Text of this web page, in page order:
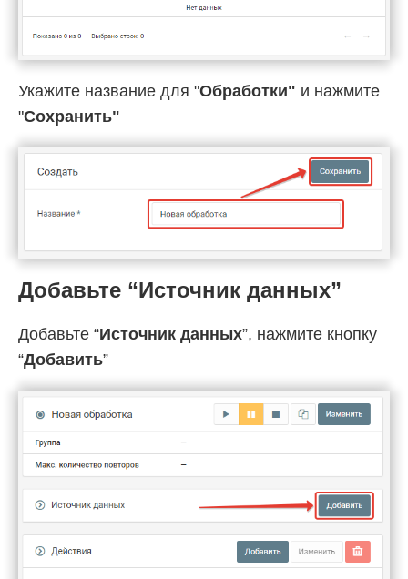
Укажите название для "Обработки" и нажмите
"Cохранить"
Добавьте “Источник данных”
Добавьте “Источник данных”, нажмите кнопку
“Добавить”